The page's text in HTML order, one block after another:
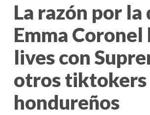
La razón por la
Emma Coronel
lives con
otros tiktokers
hondureños